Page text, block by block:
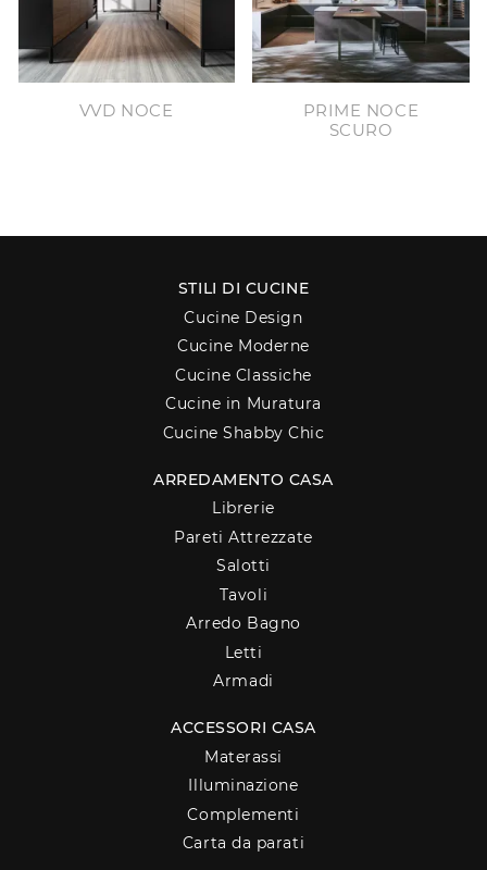
VVD NOCE
PRIME NOCE
SCURO
STILI DI CUCINE
Cucine Design
Cucine Moderne
Cucine Classiche
Cucine in Muratura
Cucine Shabby Chic
ARREDAMENTO CASA
Librerie
Pareti Attrezzate
Salotti
Tavoli
Arredo Bagno
Letti
Armadi
ACCESSORI CASA
Materassi
Illuminazione
Complementi
Carta da parati